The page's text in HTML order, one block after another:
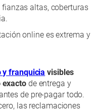
fianzas altas, coberturas
online es extrema y
y franquicia visibles
exactode entrega y
de pre-pagar todo.
las reclamaciones